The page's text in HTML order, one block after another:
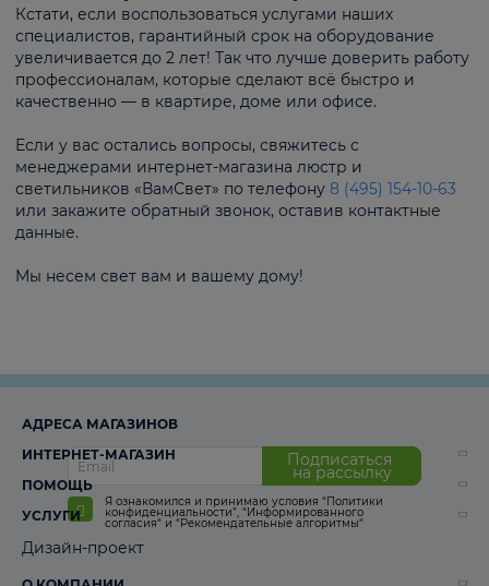
Кстати, если воспользоваться услугами наших
специалистов, гарантийный срок на оборудование
увеличивается до 2 лет! Так что лучше доверить работу
профессионалам, которые сделают всё быстро и
качественно — в квартире, доме или офисе.
Если у вас остались вопросы, свяжитесь с
менеджерами интернет-магазина люстр и
светильников «ВамСвет» по телефону 8 (495) 154-10-63
или закажите обратный звонок, оставив контактные
данные.
Мы несем свет вам и вашему дому!
Подписаться
на рассылку
Я ознакомился и принимаю условия “Политики
конфиденциальности”, “Информированного
согласия“ и “Рекомендательные алгоритмы“
АДРЕСА МАГАЗИНОВ
ИНТЕРНЕТ-МАГАЗИН
ПОМОЩЬ
УСЛУГИ
Дизайн-проект